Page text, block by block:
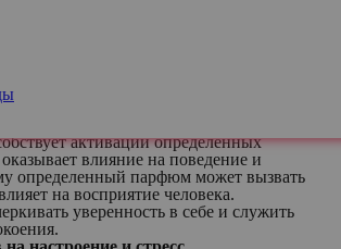
используются в некоторых церемониях и
и эмоциями
воспоминания о прошлом. Каждый
с определенными людьми, местами и
система тесно связана с памятью и
активации определенных
влияние на поведение и
определенный парфюм может вызвать
на восприятие человека.
уверенность в себе и служить